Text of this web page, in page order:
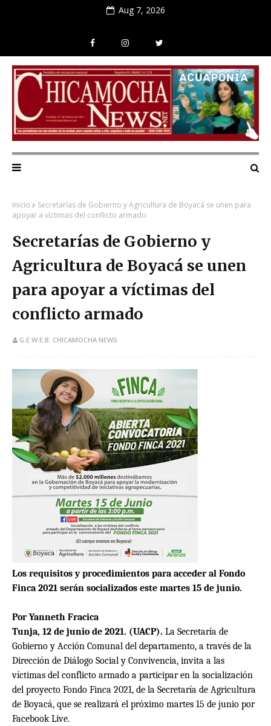
Aug 7, 2026
Inicio
Secretarías de Gobierno y Agricultura de Boyacá se unen para
apoyar a víctimas del conflicto armado
Secretarías de Gobierno y
Agricultura de Boyacá se unen
para apoyar a víctimas del
conflicto armado
G.E.W.E.B. CHICAMOCHA NEWS
Los requisitos y procedimientos para acceder al Fondo
Finca 2021 serán socializados este martes 15 de junio.
Por Yanneth Fracica
Tunja, 12 de junio de 2021. (UACP). La Secretaría de
Gobierno y Acción Comunal del departamento, a través de la
Dirección de Diálogo Social y Convivencia, invita a las
víctimas del conflicto armado a participar en la socialización
del proyecto Fondo Finca 2021, de la Secretaría de Agricultura
de Boyacá, que se realizará el próximo martes 15 de junio por
Facebook Live.